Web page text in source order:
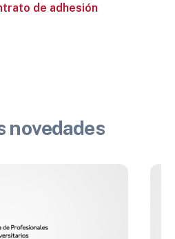
de adhesión
novedades